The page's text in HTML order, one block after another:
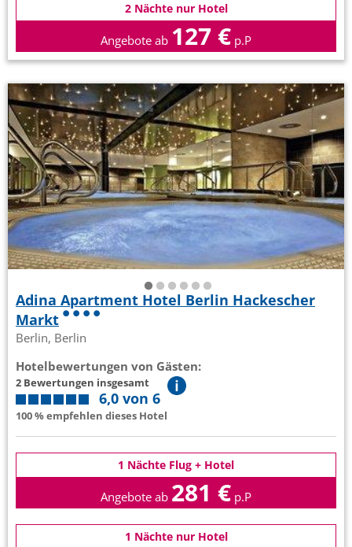
2 Nächte nur Hotel
Angebote ab 127 € p.P
Adina Apartment Hotel Berlin Hackescher
Markt
Berlin, Berlin
Hotelbewertungen von Gästen:
2 Bewertungen insgesamt
6,0 von 6
100 % empfehlen dieses Hotel
1 Nächte Flug + Hotel
Angebote ab 281 € p.P
1 Nächte nur Hotel